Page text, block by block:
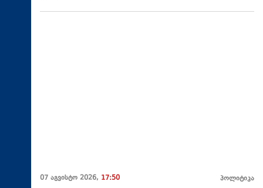
07 აგვისტო 2026, 17:50 პოლიტიკა